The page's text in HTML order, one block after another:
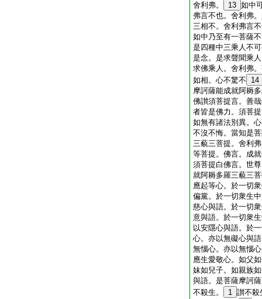
舍利弗。
13 如中
弗言不也。舍利弗
三相不。舍利弗言
如中乃至有一菩薩
是四種中三乘人不
是念。是求聲聞乘
求佛乘人。舍利弗
如相。心不驚不
14
摩訶薩能成就阿耨
佛讃須菩提言。善
者皆是佛力。須菩
如無有諸法別異。
不沒不悔。當知是
三藐三菩提。舍利
等菩提。佛言。成
須菩提白佛言。世
就阿耨多羅三藐三
應起等心。於一切
偏黨。於一切衆生
慈心與語。於一切
意與語。於一切衆
以安隱心與語。於
心。亦以無礙心與
無惱心。亦以無惱
應生愛敬心。如父
妹如兒子。如親族
與語。是菩薩摩訶
不殺生。
1 讃不殺